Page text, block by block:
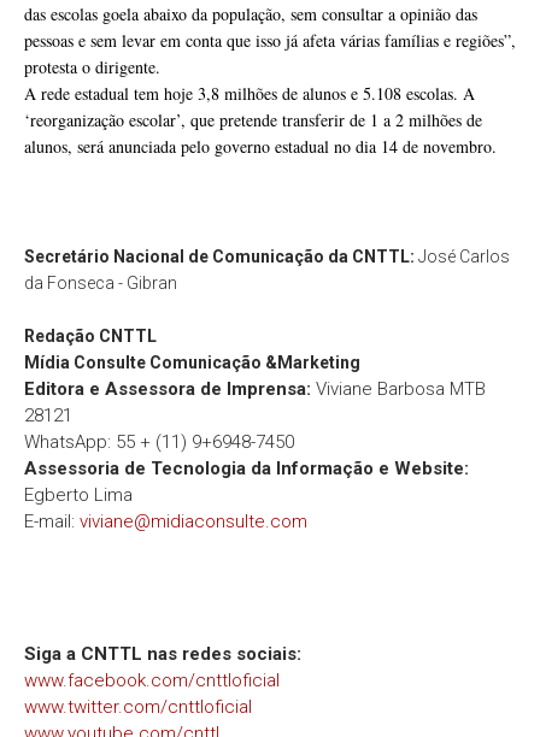
das escolas goela abaixo da população, sem consultar a opinião das
pessoas e sem levar em conta que isso já afeta várias famílias e regiões”,
protesta o dirigente.
A rede estadual tem hoje 3,8 milhões de alunos e 5.108 escolas. A
‘reorganização escolar’, que pretende transferir de 1 a 2 milhões de
alunos, será anunciada pelo governo estadual no dia 14 de novembro.
Secretário Nacional de Comunicação da CNTTL: José Carlos
da Fonseca - Gibran
Redação CNTTL
Mídia Consulte Comunicação &Marketing
Editora e Assessora de Imprensa: Viviane Barbosa MTB
28121
WhatsApp: 55 + (11) 9+6948-7450
Assessoria de Tecnologia da Informação e Website:
Egberto Lima
E-mail: viviane@midiaconsulte.com
Siga a CNTTL nas redes sociais:
www.facebook.com/cnttloficial
www.twitter.com/cnttloficial